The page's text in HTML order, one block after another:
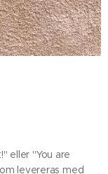
eller "You are
levereras med